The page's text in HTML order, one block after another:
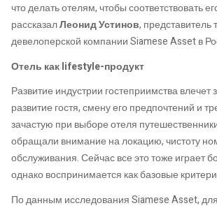
что делать отелям, чтобы соответствовать
рассказалЛеонид Устинов, представитель
девелоперской компании Siamese Asset в
Отель как lifestyle-продукт
Развитие индустрии гостеприимства влечет
развитие гостя, смену его предпочтений и
зачастую при выборе отеля
обращали внимание на локацию, чистоту
обслуживания. Сейчас все это тоже играет
однако воспринимается как базовые
По данным исследования Siamese Asset,